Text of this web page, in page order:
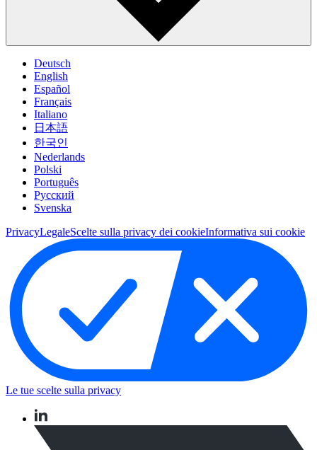
Deutsch
English
Español
Français
Italiano
日本語
한국인
Nederlands
Polski
Português
Pусский
Svenska
PrivacyLegaleScelte sulla privacy dei cookieInformativa sui cookie
Le tue scelte sulla privacy